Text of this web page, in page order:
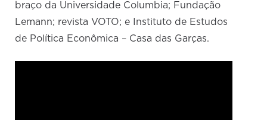
braço da Universidade Columbia; Fundação
Lemann; revista VOTO; e Instituto de Estudos
de Política Econômica – Casa das Garças.